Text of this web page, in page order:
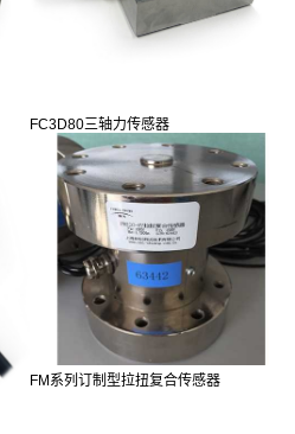
FC3D80三轴力传感器
FM系列订制型拉扭复合传感器